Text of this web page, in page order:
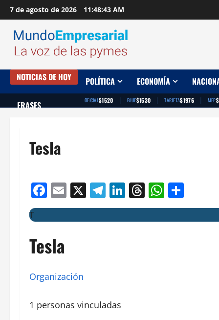
Saltar
al
contenido
7 de agosto de 2026 11:48:44 AM
NOTICIAS DE HOY POLÍTICA ECONOMÍA
FRASES OFICIAL$1520 | BLUE$1530 | TARJETA$1976 | MEP
Tesla
Facebook
Email
X Telegram
LinkedIn
Threads
T
Tesla
Organización
1 personas vinculadas